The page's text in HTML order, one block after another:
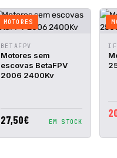
MOTORES
VISTA
RÁPIDA
AO CESTO
BETAFPV
Motores sem
escovas BetaFPV
2006 2400Kv
27,50€ EM STOCK